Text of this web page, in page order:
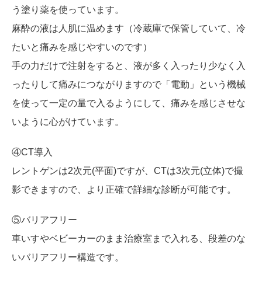
う塗り薬を使っています。
麻酔の液は人肌に温めます（冷蔵庫で保管していて、冷
たいと痛みを感じやすいのです）
手の力だけで注射をすると、液が多く入ったり少なく入
ったりして痛みにつながりますので「電動」という機械
を使って一定の量で入るようにして、痛みを感じさせな
いように心がけています。
④CT導入
レントゲンは2次元(平面)ですが、CTは3次元(立体)で撮
影できますので、より正確で詳細な診断が可能です。
⑤バリアフリー
車いすやベビーカーのまま治療室まで入れる、段差のな
いバリアフリー構造です。